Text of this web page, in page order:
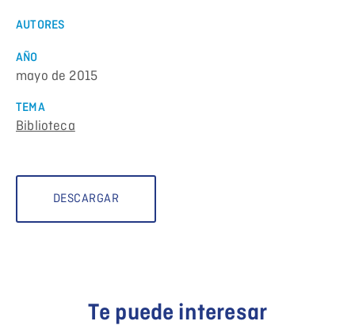
AUTORES
AÑO
mayo de 2015
TEMA
Biblioteca
DESCARGAR
Te puede interesar